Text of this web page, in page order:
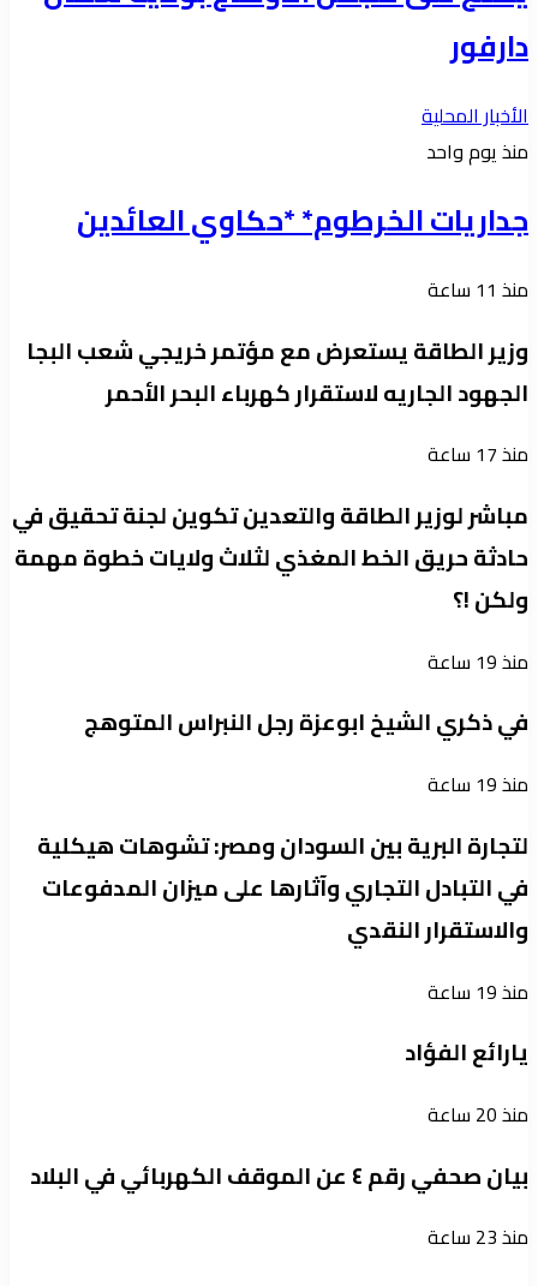
دارفور
الأخبار المحلية
منذ يوم واحد
جداريات الخرطوم* *حكاوي العائدين
منذ 11 ساعة
وزير الطاقة يستعرض مع مؤتمر خريجي شعب البجا
الجهود الجاريه لاستقرار كهرباء البحر الأحمر
منذ 17 ساعة
مباشر لوزير الطاقة والتعدين تكوين لجنة تحقيق في
حادثة حريق الخط المغذي لثلاث ولايات خطوة مهمة
ولكن !؟
منذ 19 ساعة
في ذكري الشيخ ابوعزة رجل النبراس المتوهج
منذ 19 ساعة
لتجارة البرية بين السودان ومصر: تشوهات هيكلية
في التبادل التجاري وآثارها على ميزان المدفوعات
والاستقرار النقدي
منذ 19 ساعة
يارائع الفؤاد
منذ 20 ساعة
بيان صحفي رقم ٤ ​عن الموقف الكهربائي في البلاد
منذ 23 ساعة